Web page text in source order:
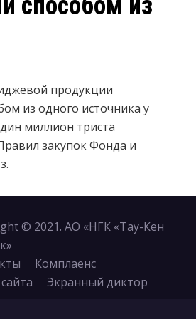
продукции
из одного источника у
миллион триста
закупок Фонда и
© 2021. АО «НГК «Тау-Кен
Комплаенс
Экранный диктор